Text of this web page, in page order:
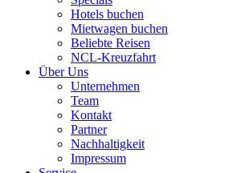
Hotels buchen
Mietwagen buchen
Beliebte Reisen
NCL-Kreuzfahrt
Über Uns
Unternehmen
Team
Kontakt
Partner
Nachhaltigkeit
Impressum